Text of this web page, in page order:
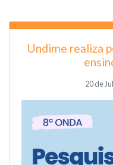
Undime realiza
20 de